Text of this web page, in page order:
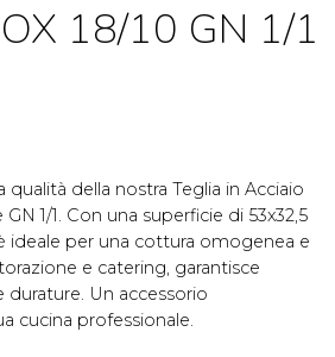
18/10 GN 1/1
qualità della nostra Teglia in Acciaio
1/1. Con una superficie di 53x32,5
ideale per una cottura omogenea e
e catering, garantisce
durature. Un accessorio
cucina professionale.